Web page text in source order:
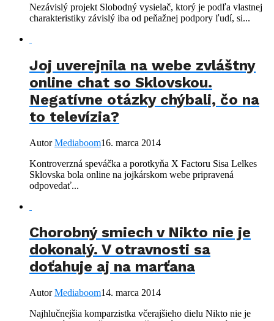
Nezávislý projekt Slobodný vysielač, ktorý je podľa vlastnej
charakteristiky závislý iba od peňažnej podpory ľudí, si...
Joj uverejnila na webe zvláštny
online chat so Sklovskou.
Negatívne otázky chýbali, čo na
to televízia?
AutorMediaboom16. marca 2014
Kontroverzná speváčka a porotkyňa X Factoru Sisa Lelkes
Sklovska bola online na jojkárskom webe pripravená
odpovedať...
Chorobný smiech v Nikto nie je
dokonalý. V otravnosti sa
doťahuje aj na marťana
AutorMediaboom14. marca 2014
Najhlučnejšia komparzistka včerajšieho dielu Nikto nie je